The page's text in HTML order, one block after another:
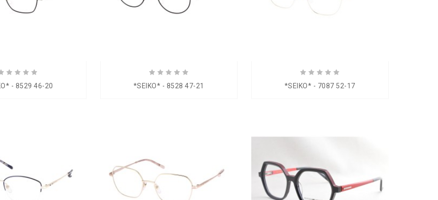
- 8529 46-20 *SEIKO* - 8528 47-21 *SEIKO* - 7087 52-17